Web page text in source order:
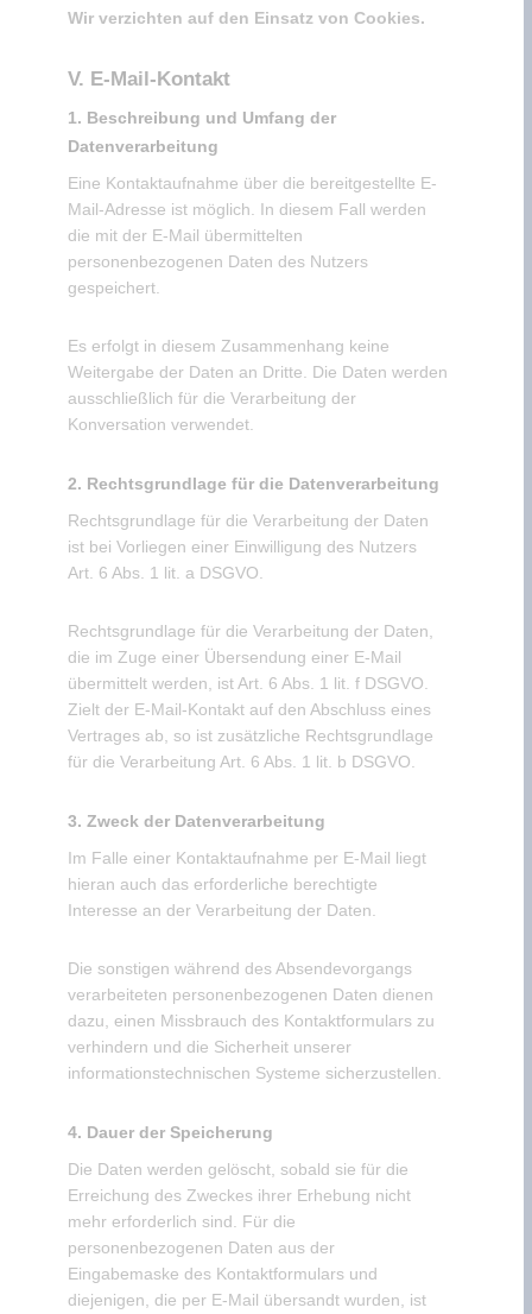
Wir verzichten auf den Einsatz von Cookies.
V. E-Mail-Kontakt
1. Beschreibung und Umfang der
Datenverarbeitung
Eine Kontaktaufnahme über die bereitgestellte E-
Mail-Adresse ist möglich. In diesem Fall werden
die mit der E-Mail übermittelten
personenbezogenen Daten des Nutzers
gespeichert.
Es erfolgt in diesem Zusammenhang keine
Weitergabe der Daten an Dritte. Die Daten werden
ausschließlich für die Verarbeitung der
Konversation verwendet.
2. Rechtsgrundlage für die Datenverarbeitung
Rechtsgrundlage für die Verarbeitung der Daten
ist bei Vorliegen einer Einwilligung des Nutzers
Art. 6 Abs. 1 lit. a DSGVO.
Rechtsgrundlage für die Verarbeitung der Daten,
die im Zuge einer Übersendung einer E-Mail
übermittelt werden, ist Art. 6 Abs. 1 lit. f DSGVO.
Zielt der E-Mail-Kontakt auf den Abschluss eines
Vertrages ab, so ist zusätzliche Rechtsgrundlage
für die Verarbeitung Art. 6 Abs. 1 lit. b DSGVO.
3. Zweck der Datenverarbeitung
Im Falle einer Kontaktaufnahme per E-Mail liegt
hieran auch das erforderliche berechtigte
Interesse an der Verarbeitung der Daten.
Die sonstigen während des Absendevorgangs
verarbeiteten personenbezogenen Daten dienen
dazu, einen Missbrauch des Kontaktformulars zu
verhindern und die Sicherheit unserer
informationstechnischen Systeme sicherzustellen.
4. Dauer der Speicherung
Die Daten werden gelöscht, sobald sie für die
Erreichung des Zweckes ihrer Erhebung nicht
mehr erforderlich sind. Für die
personenbezogenen Daten aus der
Eingabemaske des Kontaktformulars und
diejenigen, die per E-Mail übersandt wurden, ist